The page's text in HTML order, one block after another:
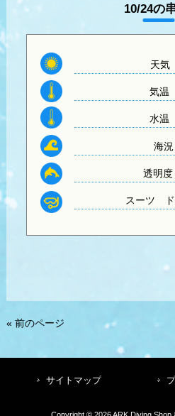
10/24の
天気
気温
水温
海
透明度
スーツ ド
« 前のページ
サイトマップ